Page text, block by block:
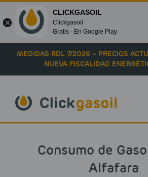
Skip to main content
MEDIDAS RDL 7/2026 – PRECIOS
NUEVA FISCALIDAD
Consumo de
Alfafara
CLICKGASOIL
Clickgasoil
Gratis - En Google Play